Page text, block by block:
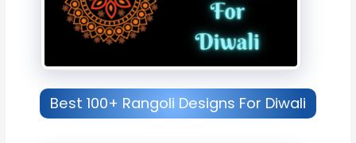
Best 100+ Rangoli Designs For Diwali